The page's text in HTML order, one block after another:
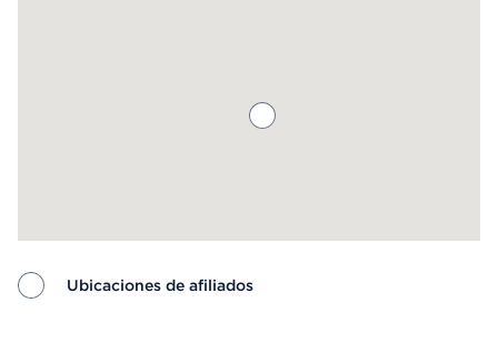
Ubicaciones de afiliados